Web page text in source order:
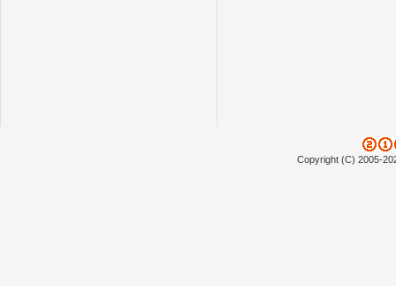
Copyright (C) 2005-